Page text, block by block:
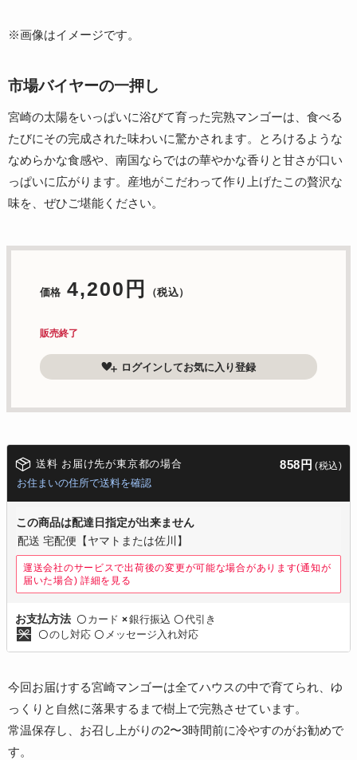
※画像はイメージです。
市場バイヤーの一押し
宮崎の太陽をいっぱいに浴びて育った完熟マンゴーは、食べる
たびにその完成された味わいに驚かされます。とろけるような
なめらかな食感や、南国ならではの華やかな香りと甘さが口い
っぱいに広がります。産地がこだわって作り上げたこの贅沢な
味を、ぜひご堪能ください。
価格 4,200円 （税込）
販売終了
ログインしてお気に入り登録
送料 お届け先が東京都の場合 858円 (税込)
お住まいの住所で送料を確認
この商品は配達日指定が出来ません
配送 宅配便【ヤマトまたは佐川】
運送会社のサービスで出荷後の変更が可能な場合があります(通知が
届いた場合) 詳細を見る
お支払方法 〇 カード ×銀行振込 〇代引き
〇のし対応 〇 メッセージ入れ対応
今回お届けする宮崎マンゴーは全てハウスの中で育てられ、ゆ
っくりと自然に落果するまで樹上で完熟させています。
常温保存し、お召し上がりの2〜3時間前に冷やすのがお勧めで
す。